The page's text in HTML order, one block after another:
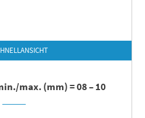
max. (mm) = 08 – 10